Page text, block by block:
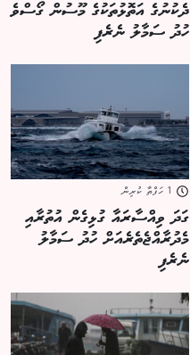
ދެކުނުގެ އަތޮޅުތަކުގެ މޫސުން ގޯސްވެ
ހުދު ސަމާލު ނެރެފި
ގަދަ ވިއްސާރައާ ގުޅިގެން އުތުރާއި
މެދުރާއްޖެތެރެއަށް ހުދު ސަމާލު
ނެރެފި